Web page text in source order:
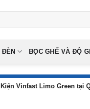
BỌC GHẾ VÀ ĐỘ
Vinfast Limo Green tại